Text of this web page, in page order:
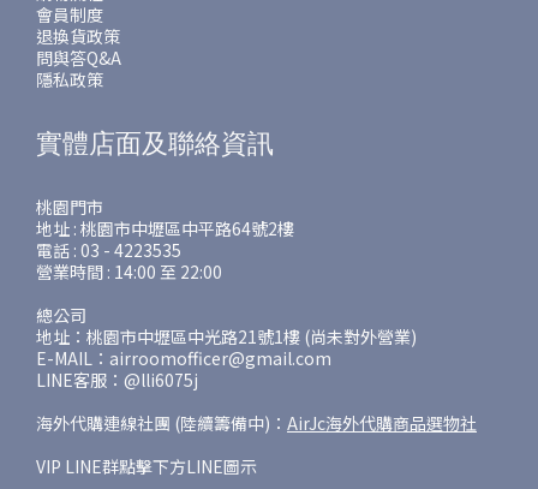
會員制度
退換貨政策
問與答Q&A
隱私政策
實體店面及聯絡資訊
桃園門市
地址 : 桃園市中壢區中平路64號2樓
電話 : 03 - 4223535
營業時間 : 14:00 至 22:00
總公司
地址：桃園市中壢區中光路21號1樓 (尚未對外營業)
E-MAIL：airroomofficer@gmail.com
LINE客服：@lli6075j
海外代購連線社團 (陸續籌備中)： AirJc海外代購商品選物社
VIP LINE群點擊下方LINE圖示